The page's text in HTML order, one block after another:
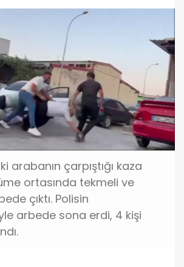
arabanın çarpıştığı kaza
ortasında tekmeli ve
çıktı. Polisin
arbede sona erdi, 4 kişi